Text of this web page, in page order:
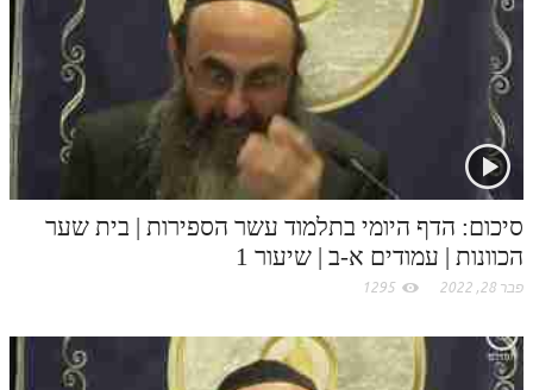
סיכום: הדף היומי בתלמוד עשר הספירות | בית שער
הכוונות | עמודים א-ב | שיעור 1
פבר 28, 2022 1295